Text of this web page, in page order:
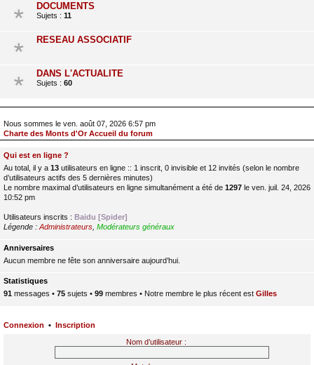
DOCUMENTS
Sujets : 11
RESEAU ASSOCIATIF
DANS L'ACTUALITE
Sujets : 60
Nous sommes le ven. août 07, 2026 6:57 pm
Charte des Monts d'Or Accueil du forum
Qui est en ligne ?
Au total, il y a 13 utilisateurs en ligne :: 1 inscrit, 0 invisible et 12 invités (selon le nombre
d’utilisateurs actifs des 5 dernières minutes)
Le nombre maximal d’utilisateurs en ligne simultanément a été de 1297 le ven. juil. 24, 2026
10:52 pm
Utilisateurs inscrits : Baidu [Spider]
Légende : Administrateurs Modérateurs généraux
Anniversaires
Aucun membre ne fête son anniversaire aujourd’hui.
Statistiques
91 messages • 75 sujets • 99 membres • Notre membre le plus récent est Gilles
Connexion • Inscription
Nom d’utilisateur :